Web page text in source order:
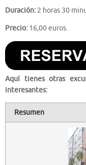
Duración: 2 horas 30
Precio: 16,00 euros.
Aquí tienes otras
interesantes:
Resumen